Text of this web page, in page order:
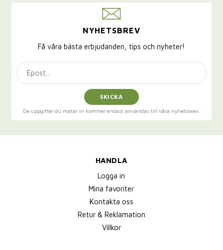
NYHETSBREV
Få våra bästa erbjudanden, tips och nyheter!
SKICKA
De uppgifter du matar in kommer endast användas till våra nyhetsbrev.
HANDLA
Logga in
Mina favoriter
Kontakta oss
Retur & Reklamation
Villkor